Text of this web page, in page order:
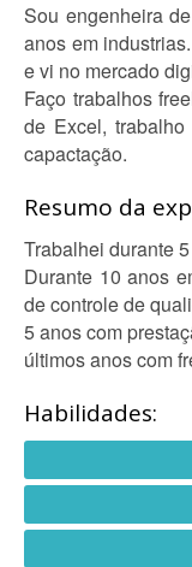
Sou engenheira
anos em
e vi no mercado
Faço trabalhos
de Excel,
capactação.
Resumo da
Trabalhei durante
Durante 10 anos
de controle de
5 anos com
últimos anos com
Habilidades: